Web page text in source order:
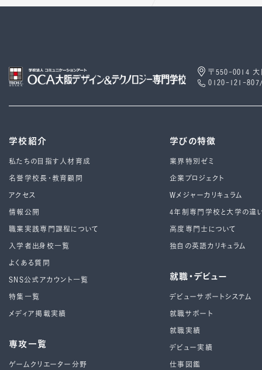
〒550-0014 大
0120-121-
学校紹介
私たちの目指す人材育成
名誉学校長・教育顧問
アクセス
情報公開
職業実践専門課程について
入学者出身校一覧
よくある質問
SNS公式アカウント一覧
特集一覧
メディア掲載実績
専攻一覧
ゲームクリエーター分野
学びの特徴
業界特別ゼミ
企業プロジェクト
Wメジャーカリキュラム
4年制専⾨学校と⼤学の違
高度専門士について
独自の英語カリキュラム
就職・デビュー
デビューサポートシステム
就職サポート
就職実績
デビュー実績
仕事図鑑